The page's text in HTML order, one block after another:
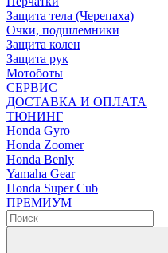
Защита тела (Черепаха)
Очки, подшлемники
Защита колен
Защита рук
Мотоботы
СЕРВИС
ДОСТАВКА И ОПЛАТА
ТЮНИНГ
Honda Gyro
Honda Zoomer
Honda Benly
Yamaha Gear
Honda Super Cub
ПРЕМИУМ